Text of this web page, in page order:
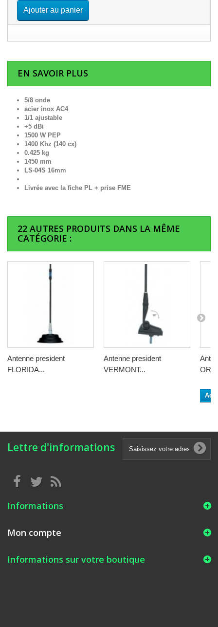
Ajouter au panier
EN SAVOIR PLUS
5/8 onde
acier inox AC4
1/1 ajustable
+5 dBi
1500 W PEP
1400 Khz (140 cx)
0.425 kg
1450 mm
LS-04S 16mm
Livrée avec la fiche PL + prise FME
22 AUTRES PRODUITS DANS LA MÊME
CATÉGORIE :
Antenne president
FLORIDA...
Antenne president
VERMONT...
Lettre d'informations
Informations
Mon compte
Informations sur votre boutique